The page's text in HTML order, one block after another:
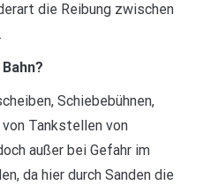
die Reibung zwischen
Schiebebühnen,
Tankstellen von
außer bei Gefahr im
da hier durch Sanden die